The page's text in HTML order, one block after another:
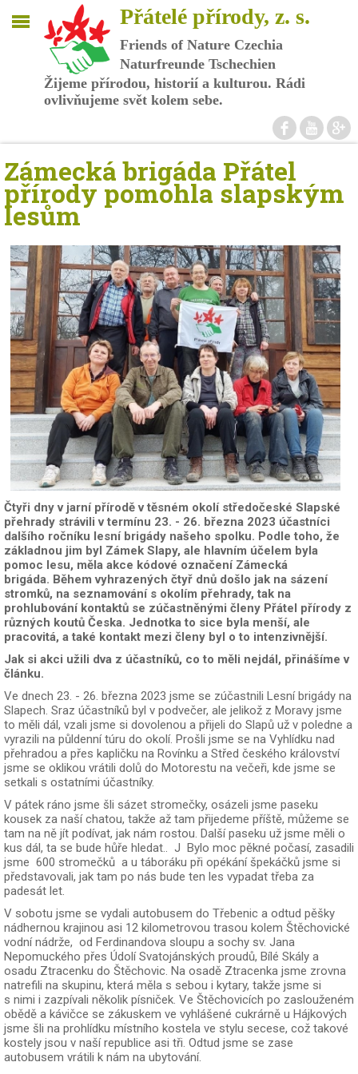
Přátelé přírody, z. s.
Žijeme přírodou, historií a kulturou. Rádi
ovlivňujeme svět kolem sebe.
Friends of Nature Czechia
Naturfreunde Tschechien
. . .
Zámecká brigáda Přátel
přírody pomohla slapským
lesům
Čtyři dny v jarní přírodě v těsném okolí středočeské Slapské
přehrady strávili v termínu 23. - 26. března 2023 účastníci
dalšího ročníku lesní brigády našeho spolku. Podle toho, že
základnou jim byl Zámek Slapy, ale hlavním účelem byla
pomoc lesu, měla akce kódové označení Zámecká
brigáda. Během vyhrazených čtyř dnů došlo jak na sázení
stromků, na seznamování s okolím přehrady, tak na
prohlubování kontaktů se zúčastněnými členy Přátel přírody z
různých koutů Česka. Jednotka to sice byla menší, ale
pracovitá, a také kontakt mezi členy byl o to intenzivnější.
Jak si akci užili dva z účastníků, co to měli nejdál, přinášíme v
článku.
Ve dnech 23. - 26. března 2023 jsme se zúčastnili Lesní brigády na
Slapech. Sraz účastníků byl v podvečer, ale jelikož z Moravy jsme
to měli dál, vzali jsme si dovolenou a přijeli do Slapů už v poledne a
vyrazili na půldenní túru do okolí. Prošli jsme se na Vyhlídku nad
přehradou a přes kapličku na Rovínku a Střed českého království
jsme se oklikou vrátili dolů do Motorestu na večeři, kde jsme se
setkali s ostatními účastníky.
V pátek ráno jsme šli sázet stromečky, osázeli jsme paseku
kousek za naší chatou, takže až tam přijedeme příště, můžeme se
tam na ně jít podívat, jak nám rostou. Další paseku už jsme měli o
kus dál, ta se bude hůře hledat.. J Bylo moc pěkné počasí, zasadili
jsme 600 stromečků a u táboráku při opékání špekáčků jsme si
představovali, jak tam po nás bude ten les vypadat třeba za
padesát let.
V sobotu jsme se vydali autobusem do Třebenic a odtud pěšky
nádhernou krajinou asi 12 kilometrovou trasou kolem Štěchovické
vodní nádrže, od Ferdinandova sloupu a sochy sv. Jana
Nepomuckého přes Údolí Svatojánských proudů, Bílé Skály a
osadu Ztracenku do Štěchovic. Na osadě Ztracenka jsme zrovna
natrefili na skupinu, která měla s sebou i kytary, takže jsme si
s nimi i zazpívali několik písniček. Ve Štěchovicích po zaslouženém
obědě a kávičce se zákuskem ve vyhlášené cukrárně u Hájkových
jsme šli na prohlídku místního kostela ve stylu secese, což takové
kostely jsou v naší republice asi tři. Odtud jsme se zase
autobusem vrátili k nám na ubytování.